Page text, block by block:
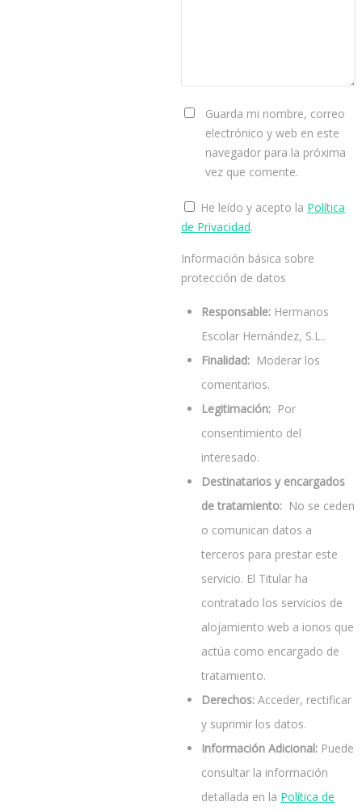
Guarda mi nombre, correo
electrónico y web en este
navegador para la próxima
vez que comente.
He leído y acepto la Política
de Privacidad.
Información básica sobre
protección de datos
Responsable: Hermanos
Escolar Hernández, S.L..
Finalidad: Moderar los
comentarios.
Legitimación: Por
consentimiento del
interesado.
Destinatarios y encargados
de tratamiento: No se ceden
o comunican datos a
terceros para prestar este
servicio. El Titular ha
contratado los servicios de
alojamiento web a ionos que
actúa como encargado de
tratamiento.
Derechos: Acceder, rectificar
y suprimir los datos.
Información Adicional: Puede
consultar la información
detallada en la Política de